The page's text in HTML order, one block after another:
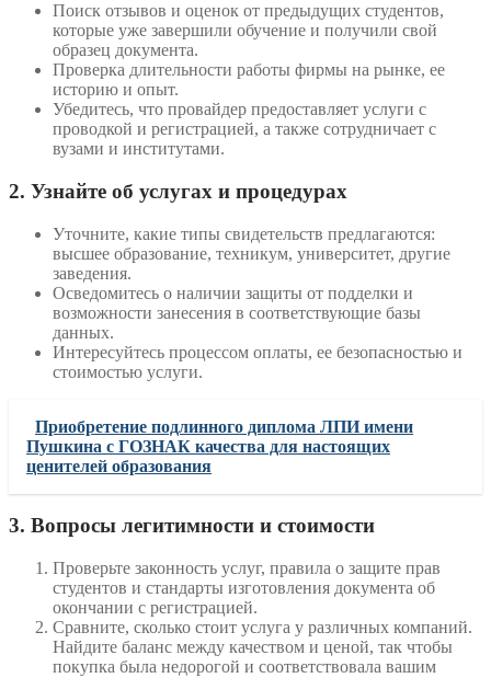
Поиск отзывов и оценок от предыдущих студентов,
которые уже завершили обучение и получили свой
образец документа.
Проверка длительности работы фирмы на рынке, ее
историю и опыт.
Убедитесь, что провайдер предоставляет услуги с
проводкой и регистрацией, а также сотрудничает с
вузами и институтами.
2. Узнайте об услугах и процедурах
Уточните, какие типы свидетельств предлагаются:
высшее образование, техникум, университет, другие
заведения.
Осведомитесь о наличии защиты от подделки и
возможности занесения в соответствующие базы
данных.
Интересуйтесь процессом оплаты, ее безопасностью и
стоимостью услуги.
Приобретение подлинного диплома ЛПИ имени
Пушкина с ГОЗНАК качества для настоящих
ценителей образования
3. Вопросы легитимности и стоимости
Проверьте законность услуг, правила о защите прав
студентов и стандарты изготовления документа об
окончании с регистрацией.
Сравните, сколько стоит услуга у различных компаний.
Найдите баланс между качеством и ценой, так чтобы
покупка была недорогой и соответствовала вашим